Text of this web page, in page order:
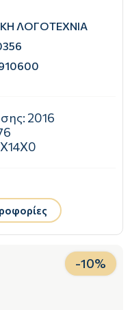
ΛΟΓΟΤΕΧΝΙΑ
2016
-10%